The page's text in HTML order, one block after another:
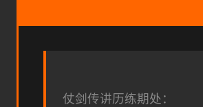
仗剑传讲历练期处：